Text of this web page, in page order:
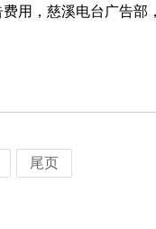
用，慈溪电台广告部
尾页